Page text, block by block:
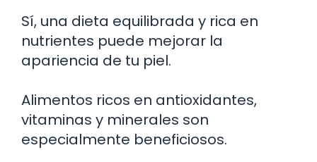
Sí, una dieta equilibrada y rica en
nutrientes puede mejorar la
apariencia de tu piel.
Alimentos ricos en antioxidantes,
vitaminas y minerales son
especialmente beneficiosos.